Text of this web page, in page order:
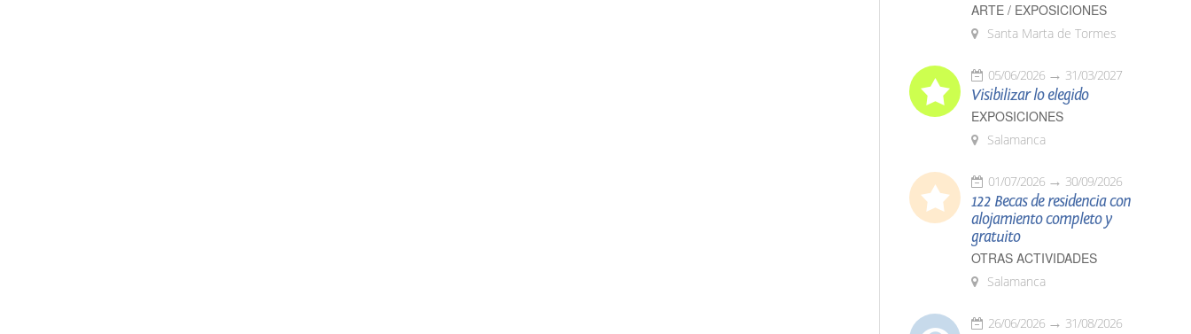
ARTE / EXPOSICIONES
Santa Marta de Tormes
05/06/2026 31/03/2027
Visibilizar lo elegido
EXPOSICIONES
Salamanca
01/07/2026 30/09/2026
122 Becas de residencia con
alojamiento completo y
gratuito
OTRAS ACTIVIDADES
Salamanca
26/06/2026 31/08/2026